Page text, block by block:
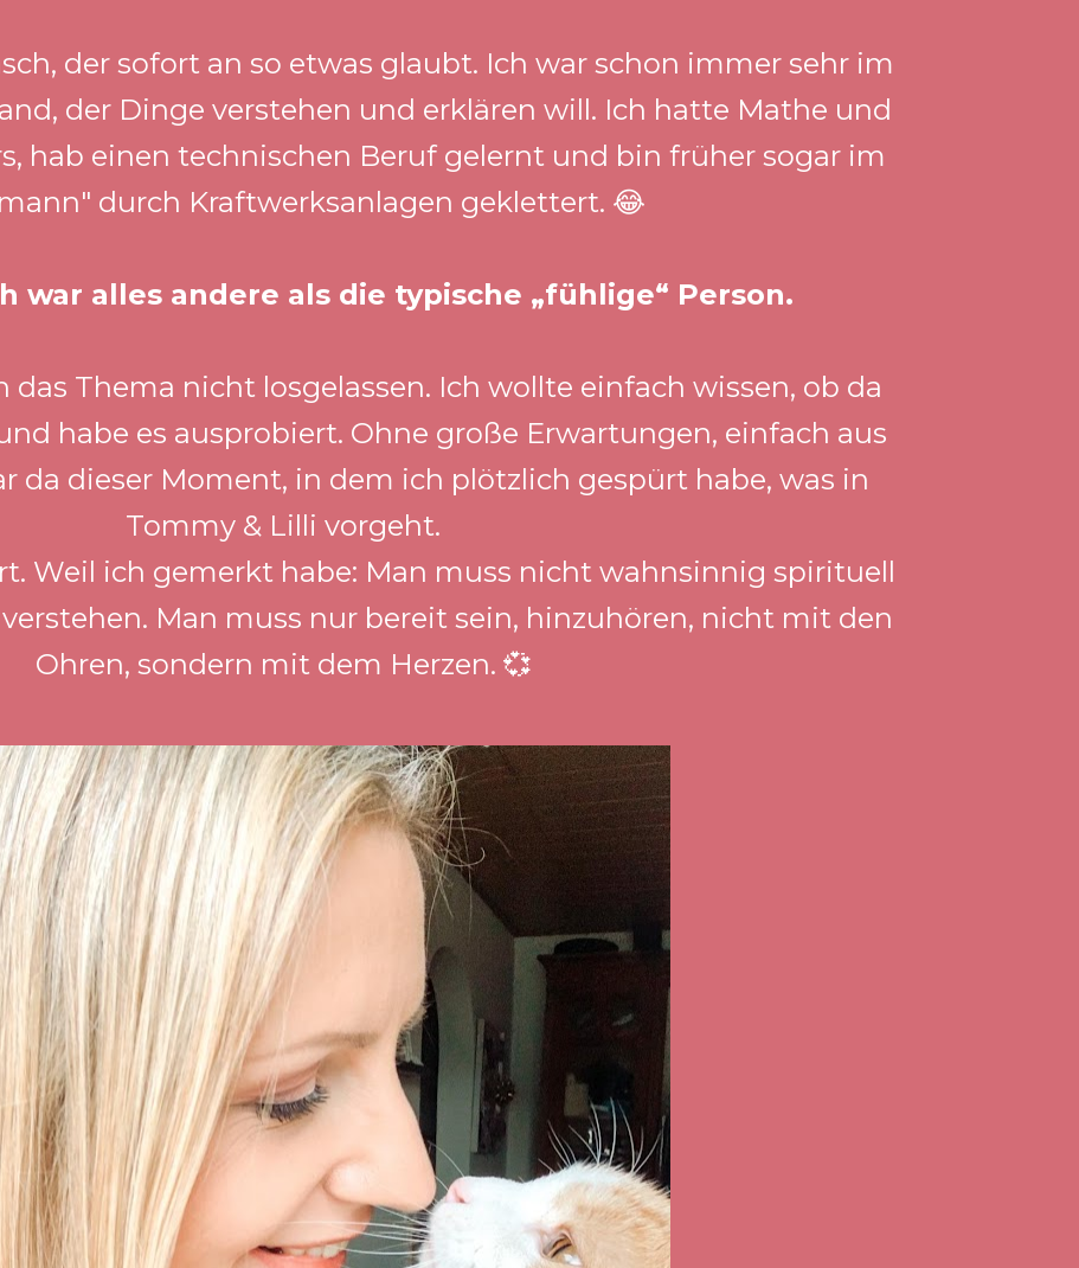
der sofort an so etwas glaubt. Ich war schon immer sehr im
der Dinge verstehen und erklären will. Ich hatte Mathe und
hab einen technischen Beruf gelernt und bin früher sogar im
durch Kraftwerksanlagen geklettert. 😂
war alles andere als die typische „fühlige“ Person.
Thema nicht losgelassen. Ich wollte einfach wissen, ob da
habe es ausprobiert. Ohne große Erwartungen, einfach aus
da dieser Moment, in dem ich plötzlich gespürt habe, was in
Tommy & Lilli vorgeht.
Weil ich gemerkt habe: Man muss nicht wahnsinnig spirituell
Man muss nur bereit sein, hinzuhören, nicht mit den
Ohren, sondern mit dem Herzen. 💞